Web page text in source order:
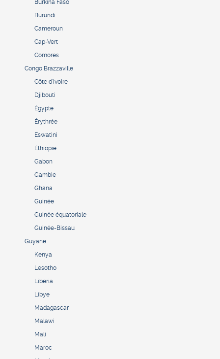
Burkina Faso
Burundi
Cameroun
Cap-Vert
Comores
Congo Brazzaville
Côte d’Ivoire
Djibouti
Égypte
Érythrée
Eswatini
Éthiopie
Gabon
Gambie
Ghana
Guinée
Guinée équatoriale
Guinée-Bissau
Guyane
Kenya
Lesotho
Liberia
Libye
Madagascar
Malawi
Mali
Maroc